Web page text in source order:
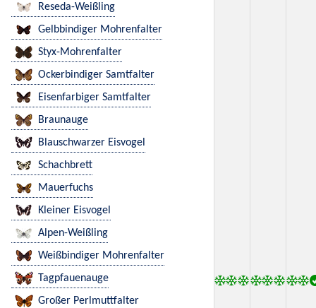
Reseda-Weißling
Gelbbindiger Mohrenfalter
Styx-Mohrenfalter
Ockerbindiger Samtfalter
Eisenfarbiger Samtfalter
Braunauge
Blauschwarzer Eisvogel
Schachbrett
Mauerfuchs
Kleiner Eisvogel
Alpen-Weißling
Weißbindiger Mohrenfalter
Tagpfauenauge
Großer Perlmuttfalter